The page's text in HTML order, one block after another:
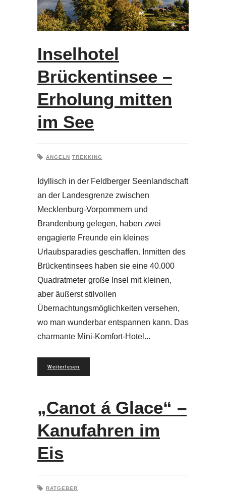
Inselhotel
Brückentinsee –
Erholung mitten
im See
ANGELN TREKKING
Idyllisch in der Feldberger Seenlandschaft
an der Landesgrenze zwischen
Mecklenburg-Vorpommern und
Brandenburg gelegen, haben zwei
engagierte Freunde ein kleines
Urlaubsparadies geschaffen. Inmitten des
Brückentinsees haben sie eine 40.000
Quadratmeter große Insel mit kleinen,
aber äußerst stilvollen
Übernachtungsmöglichkeiten versehen,
wo man wunderbar entspannen kann. Das
charmante Mini-Komfort-Hotel
Weiterlesen
„Canot á Glace“ –
Kanufahren im
Eis
RATGEBER